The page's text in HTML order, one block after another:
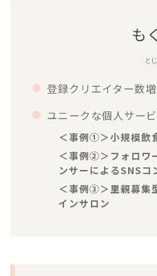
と
も
登録クリエイター数
ユニークな個人サー
＜事例①＞小規模飲
＜事例②＞フォロワ
ンサーによるSNSコ
＜事例③＞里親募集
インサロン